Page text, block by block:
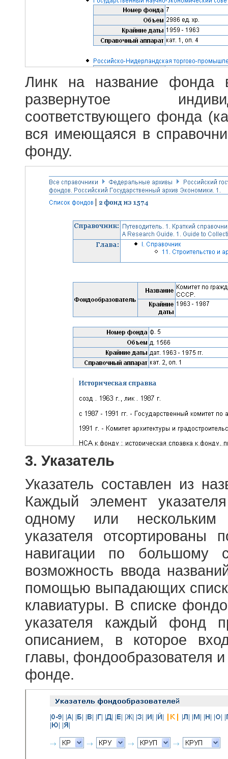
Линк на название фонда
развернутое
соответствующего фонда
вся имеющаяся в
фонду.
3. Указатель
Указатель составлен из
Каждый элемент
одному или
указателя отсортированы
навигации по большому
возможность ввода
помощью выпадающих
клавиатуры. В списке
указателя каждый фонд
описанием, в которое
главы, фондообразователя
фонде.